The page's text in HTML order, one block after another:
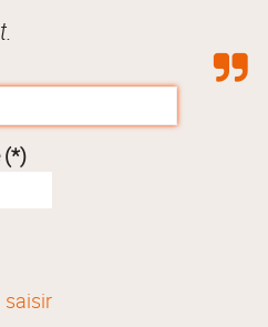
(*)
saisir